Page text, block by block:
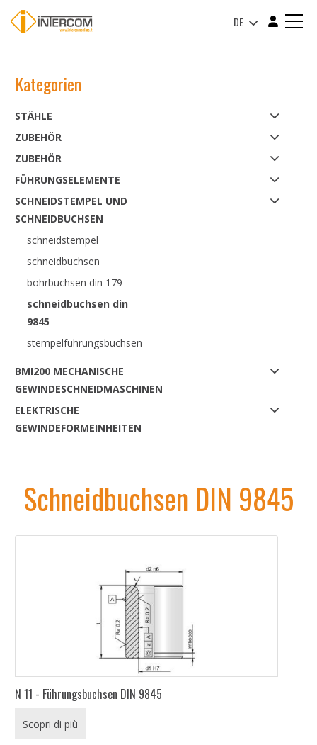
DE
Kategorien
STÄHLE
ZUBEHÖR
ZUBEHÖR
FÜHRUNGSELEMENTE
SCHNEIDSTEMPEL UND
SCHNEIDBUCHSEN
schneidstempel
schneidbuchsen
bohrbuchsen din 179
schneidbuchsen din
9845
stempelführungsbuchsen
BMI200 MECHANISCHE
GEWINDESCHNEIDMASCHINEN
ELEKTRISCHE
GEWINDEFORMEINHEITEN
Schneidbuchsen DIN 9845
N 11 - Führungsbuchsen DIN 9845
Scopri di più